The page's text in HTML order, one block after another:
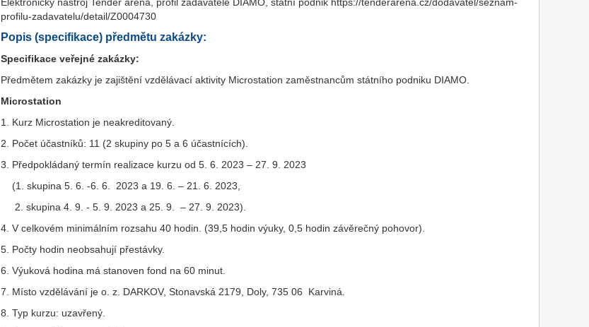
profilu-zadavatelu/detail/Z0004730
Popis (specifikace) předmětu zakázky:
Specifikace veřejné zakázky:
Předmětem zakázky je zajištění vzdělávací aktivity Microstation zaměstnancům státního podniku DIAMO.
Microstation
1. Kurz Microstation je neakreditovaný.
2. Počet účastníků: 11 (2 skupiny po 5 a 6 účastnících).
3. Předpokládaný termín realizace kurzu od 5. 6. 2023 – 27. 9. 2023
(1. skupina 5. 6. -6. 6. 2023 a 19. 6. – 21. 6. 2023,
2. skupina 4. 9. - 5. 9. 2023 a 25. 9. – 27. 9. 2023).
4. V celkovém minimálním rozsahu 40 hodin. (39,5 hodin výuky, 0,5 hodin závěrečný pohovor).
5. Počty hodin neobsahují přestávky.
6. Výuková hodina má stanoven fond na 60 minut.
7. Místo vzdělávání je o. z. DARKOV, Stonavská 2179, Doly, 735 06 Karviná.
8. Typ kurzu: uzavřený.